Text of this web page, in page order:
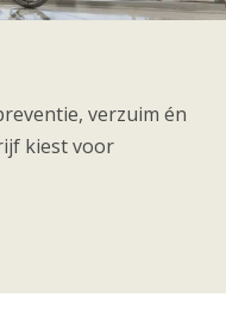
verzuim én
kiest voor